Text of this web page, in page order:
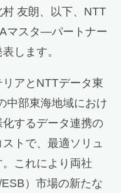
友朗、以下、NTT
マスタ―パートナー
します。
アとNTTデータ東
中部東海地域におけ
するデータ連携の
トで、最適ソリュ
これにより両社
）市場の新たな